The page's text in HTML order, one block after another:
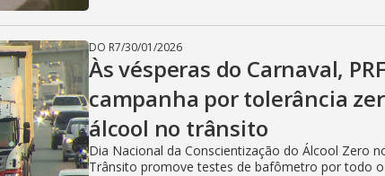
DO R7/30/01/2026
Às vésperas do Carnaval,
campanha por tolerância
álcool no trânsito
Dia Nacional da Conscientização do Álcool Zero
Trânsito promove testes de bafômetro por todo o